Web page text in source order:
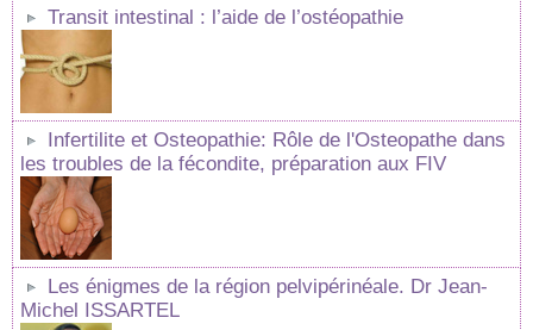
Transit intestinal : l’aide de l’ostéopathie
Infertilite et Osteopathie: Rôle de l'Osteopathe dans
les troubles de la fécondite, préparation aux FIV
Les énigmes de la région pelvipérinéale. Dr Jean-
Michel ISSARTEL